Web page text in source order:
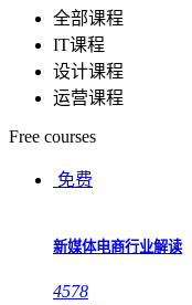
全部课程
IT课程
设计课程
运营课程
Free courses
免费
新媒体电商行业解读
4578